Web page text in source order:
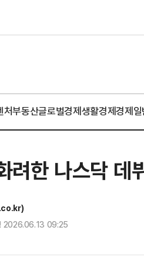
처부동산글로벌경제생활경제경제
려한 나스닥 데
2026.06.13 09:25